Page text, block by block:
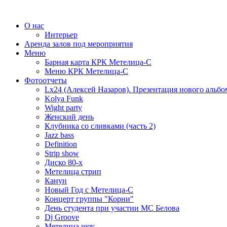
О нас
Интерьер
Аренда залов под мероприятия
Меню
Барная карта КРК Метелица-С
Меню КРК Метелица-С
Фотоотчеты
Lx24 (Алексей Назаров). Презентация нового
Kolya Funk
Wight party
Женский день
Клубника со сливками (часть 2)
Jazz bass
Definition
Strip show
Диско 80-х
Метелица стрип
Канун
Новый Год с Метелица-С
Концерт группы "Корни"
День студента при участии МС Белова
Dj Groove